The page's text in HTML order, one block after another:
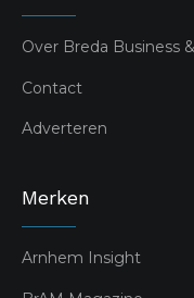
Over Breda Business
Contact
Adverteren
Merken
Arnhem Insight